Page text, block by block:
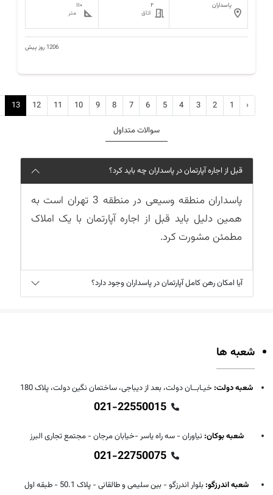
پاسداران
۲
اتاق
۱۱۰
متر
1206 روز پیش
‹
1
2
3
4
5
6
7
8
9
10
11
12
13
سوالات متداول
قبل از اجاره آپارتمان در پاسداران چه باید کرد؟
پاسداران منطقه وسیعی در منطقه 3 تهران است به
همین دلیل باید قبل از اجاره آپارتمان با یک املاک
مطمئن مشورت کرد.
آیا امکان رهن کامل آپارتمان در پاسداران وجود دارد؟
شعبه ها
شعبه دولت: خیـابــان دولت، بعد از دیباجی، ساختمان نگین دولت، پلاک 180
021-22550015
شعبه بوکان: نیاوران - سه راه یاسر -خیابان مرجان - مجتمع تجاری البرز
021-22750075
شعبه اندرزگو: بلوار اندرزگو - بین سلیمی و طالقانی - پلاک 50.1 - طبقه اول